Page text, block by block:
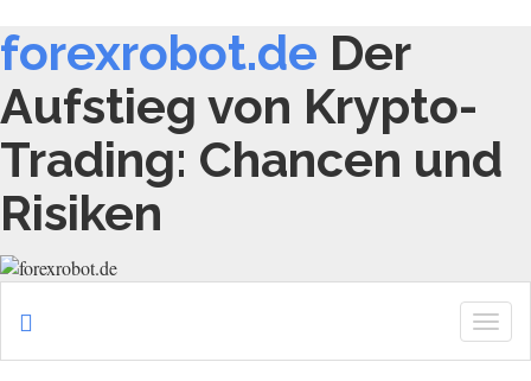
forexrobot.de Der
Aufstieg von Krypto-
Trading: Chancen und
Risiken